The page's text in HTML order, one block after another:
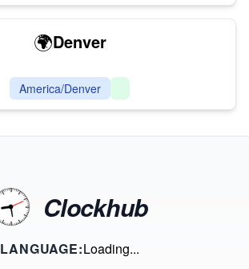
🌍Denver
America/Denver
Clockhub
LANGUAGE:Loading...